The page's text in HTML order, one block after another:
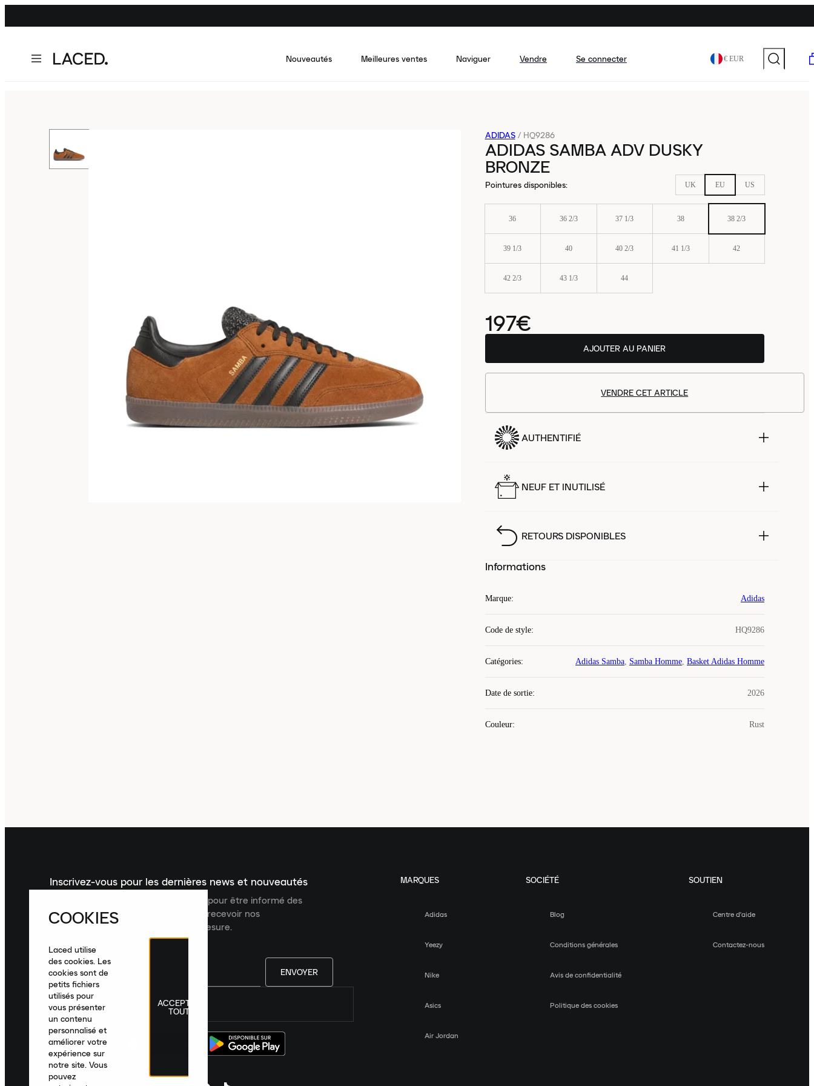
Nouveautés Meilleures ventes Naviguer Vendre Se connecter € EUR
ADIDAS / HQ9286
ADIDAS SAMBA ADV DUSKY
BRONZE
Pointures disponibles: UK EU US
36 36 2/3 37 1/3 38 38 2/3
39 1/3 40 40 2/3 41 1/3 42
42 2/3 43 1/3 44
197€
AJOUTER AU PANIER
VENDRE CET ARTICLE
AUTHENTIFIÉ
NEUF ET INUTILISÉ
RETOURS DISPONIBLES
Informations
Marque: Adidas
Code de style: HQ9286
Catégories: Adidas Samba, Samba Homme, Basket Adidas Homme
Date de sortie: 2026
Couleur: Rust
Inscrivez-vous pour les dernières news et nouveautés
Inscrivez-vous à la newsletter Laced pour être informé des
dernières nouveautés, collections et recevoir nos
recommandations de produits sur mesure.
ENVOYER
France|Français
MARQUES
Adidas
Yeezy
Nike
Asics
Air Jordan
SOCIÉTÉ
Blog
Conditions générales
Avis de confidentialité
Politique des cookies
SOUTIEN
Centre d'aide
Contactez-nous
COOKIES
Laced utilise
des cookies. Les
cookies sont de
petits fichiers
utilisés pour
vous présenter
un contenu
personnalisé et
améliorer votre
expérience sur
notre site. Vous
pouvez
ACCEPTER
TOUT